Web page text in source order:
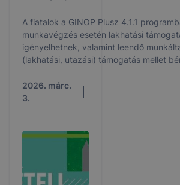
A fiatalok a GINOP Plusz 4.1.1 programba
munkavégzés esetén lakhatási
igényelhetnek, valamint leendő munkáltatójuk önállóan, vagy akár a mobilitási
(lakhatási, utazási) támogatás mellet
de legfeljebb havi 350.000 Ft lehet. A
hónap. A bértámogatást a munkáltató, a lakhatási, vagy utazási támogatást a
https://nfsz.munka.hu/cikk/3817/
oldalon található.
2026. márc.
3.